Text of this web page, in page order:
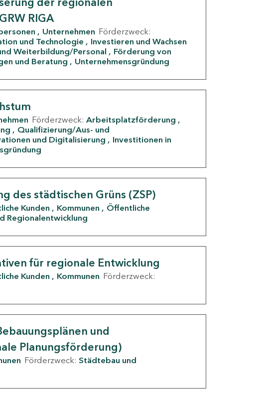
RIGA
Unternehmen Förderzweck:
und Technologie
Investieren und Wachsen
Weiterbildung/Personal
Förderung von
und Beratung Unternehmensgründung
Förderzweck: Arbeitsplatzförderung
Qualifizierung/Aus- und
und Digitalisierung
Investitionen in
des städtischen Grüns (ZSP)
Kunden Kommunen
Öffentliche
Regionalentwicklung
für regionale Entwicklung
Kunden Kommunen Förderzweck:
und
Planungsförderung)
Förderzweck: Städtebau und